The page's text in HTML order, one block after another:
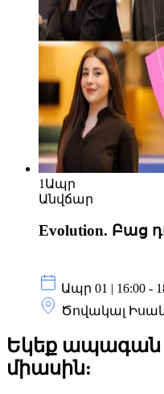
1 Ապր
Անվճար
Evolution. Բաց
Ապր 01 | 16:00 -
Ծովակալ
Եկեք ապագան
միասին: